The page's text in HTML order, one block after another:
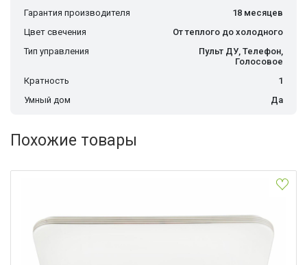
Гарантия производителя
18 месяцев
Цвет свечения
От теплого до холодного
Тип управления
Пульт ДУ, Телефон,
Голосовое
Кратность
1
Умный дом
Да
Похожие товары